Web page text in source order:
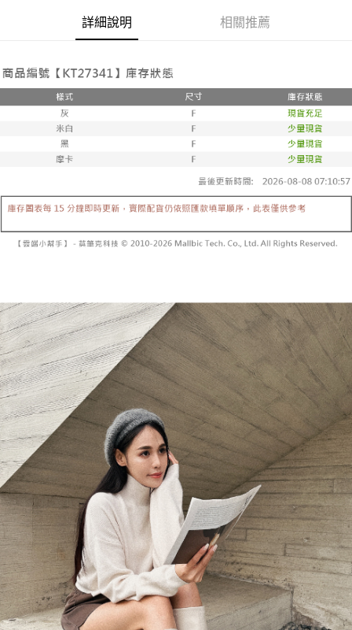
流程，驗證手機門號後，選擇欲分期的期數、繳款截止日，確認付款後即完
4.訂單成立30分鐘內，如未前往確認交易或遇審核未通過，訂單將自動取
消。如遇「轉專審核」未通過狀況，表示未達大哥付你分期系統評分，恕無
法說明評估內容。
【繳款方式說明】
1.分期款項不併入電信帳單，「大哥付你分期」於每月結算日後寄送繳費提
帳／街口支付／iPASS MONEY」等通路繳費。
【注意事項】
1.本服務係由「台灣大哥大股份有限公司」（以下簡稱本公司）所提供，讓
2.基於同意付款使用「大哥付你分期」之契約關係目的，商店將以您的個人
每筆NT$60，滿NT$1,800(含以上)免運費
付款後全家取貨
每筆NT$60，滿NT$1,600(含以上)免運費
已關閉，請勿下單
已關閉，請勿下單(付取)
每筆NT$10,000
付款後7-11取貨
每筆NT$60，滿NT$1,600(含以上)免運費
宅配
每筆NT$100，滿NT$2,500(含以上)免運費
國家/地區配送 查看運費
詳細說明 相關推薦